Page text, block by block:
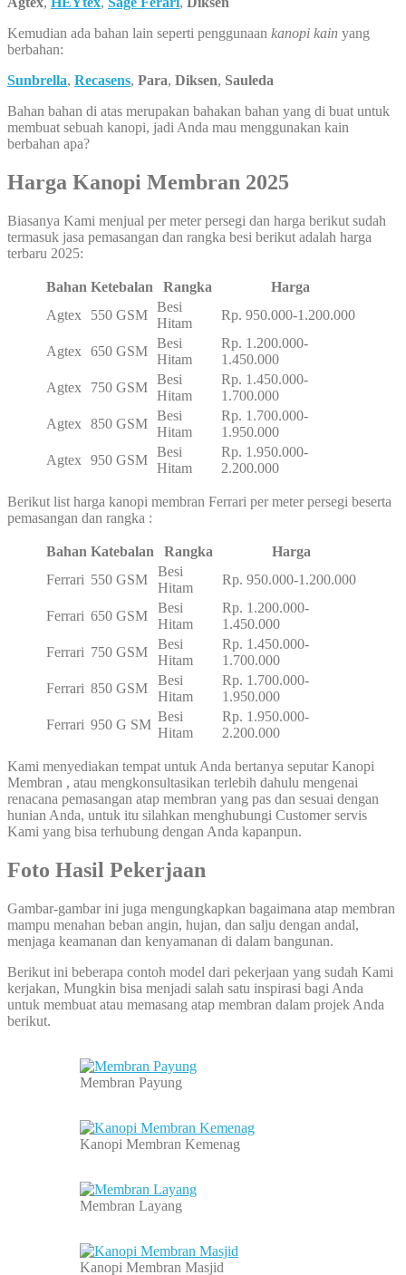
Kemudian ada bahan lain seperti penggunaan kanopi kain yang
berbahan:
Sunbrella, Recasens, Para, Diksen, Sauleda
Bahan bahan di atas merupakan bahakan bahan yang di buat untuk
membuat sebuah kanopi, jadi Anda mau menggunakan kain
berbahan apa?
Harga Kanopi Membran 2025
Biasanya Kami menjual per meter persegi dan harga berikut sudah
termasuk jasa pemasangan dan rangka besi berikut adalah harga
terbaru 2025:
Bahan Ketebalan Rangka
Harga
Agtex
550 GSM
Besi
Hitam
Rp. 950.000-1.200.000
Agtex 650 GSM
Besi
Hitam
Rp. 1.200.000-
1.450.000
Agtex
750 GSM
Besi
Hitam
Rp. 1.450.000-
1.700.000
Agtex
850 GSM
Besi
Hitam
Rp. 1.700.000-
1.950.000
Agtex
950 GSM
Besi
Hitam
Rp. 1.950.000-
2.200.000
Berikut list harga kanopi membran Ferrari per meter persegi beserta
pemasangan dan rangka :
Bahan Katebalan Rangka
Harga
Ferrari 550 GSM
Besi
Hitam
Rp. 950.000-1.200.000
Ferrari 650 GSM
Besi
Hitam
Rp. 1.200.000-
1.450.000
Ferrari 750 GSM
Besi
Hitam
Rp. 1.450.000-
1.700.000
Ferrari 850 GSM
Besi
Hitam
Rp. 1.700.000-
1.950.000
Ferrari 950 G SM
Besi
Hitam
Rp. 1.950.000-
2.200.000
Kami menyediakan tempat untuk Anda bertanya seputar Kanopi
Membran , atau mengkonsultasikan terlebih dahulu mengenai
renacana pemasangan atap membran yang pas dan sesuai dengan
hunian Anda, untuk itu silahkan menghubungi Customer servis
Kami yang bisa terhubung dengan Anda kapanpun.
Foto Hasil Pekerjaan
Gambar-gambar ini juga mengungkapkan bagaimana atap membran
mampu menahan beban angin, hujan, dan salju dengan andal,
menjaga keamanan dan kenyamanan di dalam bangunan.
Berikut ini beberapa contoh model dari pekerjaan yang sudah Kami
kerjakan, Mungkin bisa menjadi salah satu inspirasi bagi Anda
untuk membuat atau memasang atap membran dalam projek Anda
berikut.
Membran Payung
Kanopi Membran Kemenag
Membran Layang
Kanopi Membran Masjid